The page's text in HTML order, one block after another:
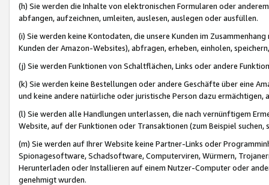
(h) Sie werden die Inhalte von elektronischen Formularen oder
abfangen, aufzeichnen, umleiten, auslesen, auslegen oder ausfüllen.
(i) Sie werden keine Kontodaten, die unsere Kunden im
Kunden der Amazon-Websites), abfragen, erheben, einholen,
(j) Sie werden Funktionen von Schaltflächen, Links oder andere
(k) Sie werden keine Bestellungen oder andere Geschäfte über eine
und keine andere natürliche oder juristische Person dazu
(l) Sie werden alle Handlungen unterlassen, die nach vernünftigem
Website, auf der Funktionen oder Transaktionen (zum Beispiel
(m) Sie werden auf Ihrer Website keine Partner-Links oder
Spionagesoftware, Schadsoftware, Computerviren, Würmern,
Herunterladen oder Installieren auf einem Nutzer-Computer oder
genehmigt wurden.